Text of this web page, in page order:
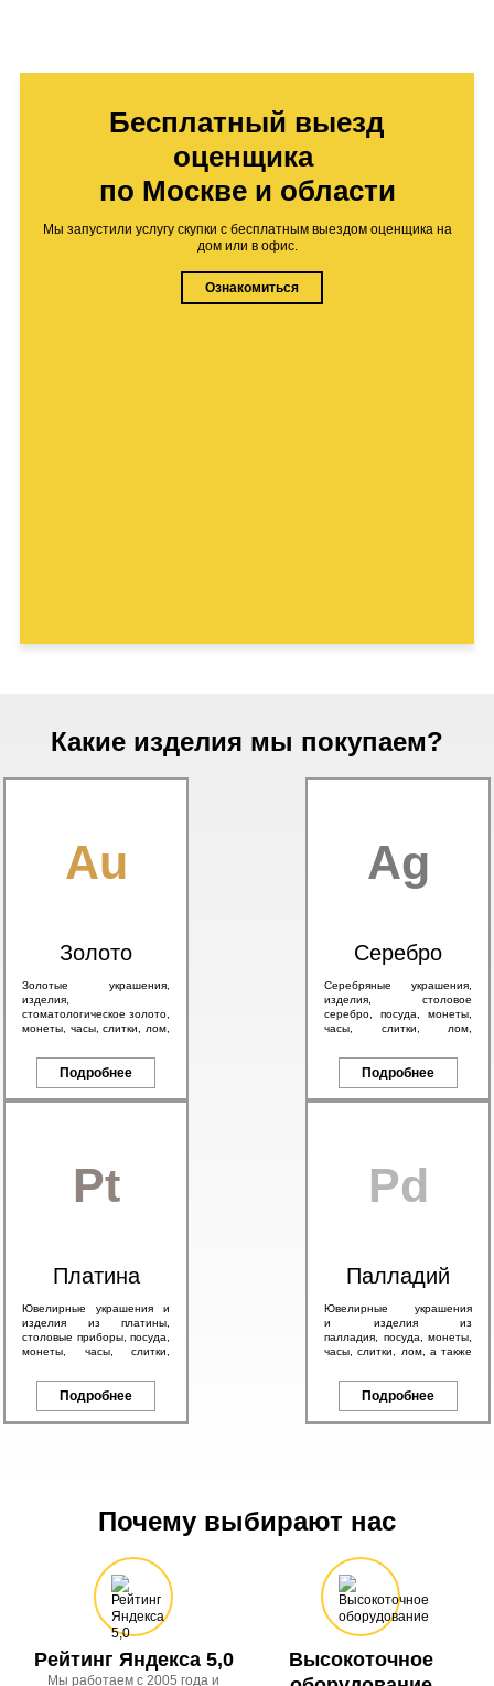
Бесплатный выезд
оценщика
по Москве и области
Мы запустили услугу скупки с бесплатным выездом оценщика на
дом или в офис.
Ознакомиться
Какие изделия мы покупаем?
Au
Золото
Золотые украшения,
изделия,
стоматологическое золото,
монеты, часы, слитки, лом,
золото 56 пробы и
брендовые изделия.
Подробнее
Ag
Серебро
Серебряные украшения,
изделия, столовое
серебро, посуда, монеты,
часы, слитки, лом,
пробы, в том числе с
эмалью.Подробнее
Pt
Платина
Ювелирные украшения и
изделия из платины,
столовые приборы, посуда,
монеты, часы, слитки,
также другие платиновые
изделия.Подробнее
Pd
Палладий
Ювелирные украшения
и изделия из
палладия, посуда, монеты,
часы, слитки, лом, а также
содержанием палладия.
Подробнее
Почему выбирают нас
Рейтинг Яндекса 5,0
Мы работаем с 2005 года и
Высокоточное